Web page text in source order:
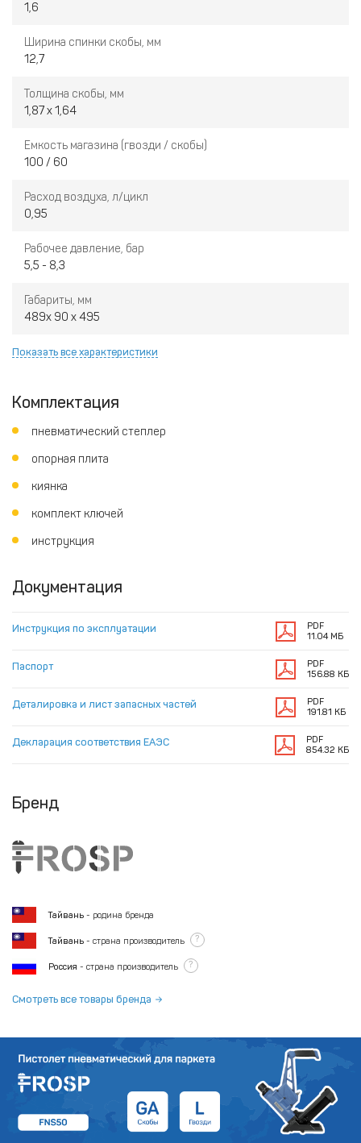
1,6
Ширина спинки скобы, мм
12,7
Толщина скобы, мм
1,87 x 1,64
Емкость магазина (гвозди / скобы)
100 / 60
Расход воздуха, л/цикл
0,95
Рабочее давление, бар
5,5 - 8,3
Габариты, мм
489x 90 x 495
Показать все характеристики
Комплектация
пневматический степлер
опорная плита
киянка
комплект ключей
инструкция
Документация
Инструкция по эксплуатации
PDF
11.04 МБ
Паспорт
PDF
156.88 КБ
Деталировка и лист запасных частей
PDF
191.81 КБ
Декларация соответствия ЕАЭС
PDF
854.32 КБ
Бренд
Тайвань - родина бренда
Тайвань - страна производитель ?
Россия - страна производитель ?
Смотреть все товары бренда